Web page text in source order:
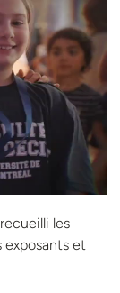
les
exposants et